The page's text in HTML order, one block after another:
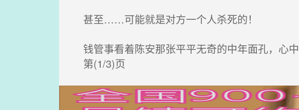
甚至……可能就是对方一个人杀死的！
钱管事看着陈安那张平平无奇的中年面孔，心中
第(1/3)页